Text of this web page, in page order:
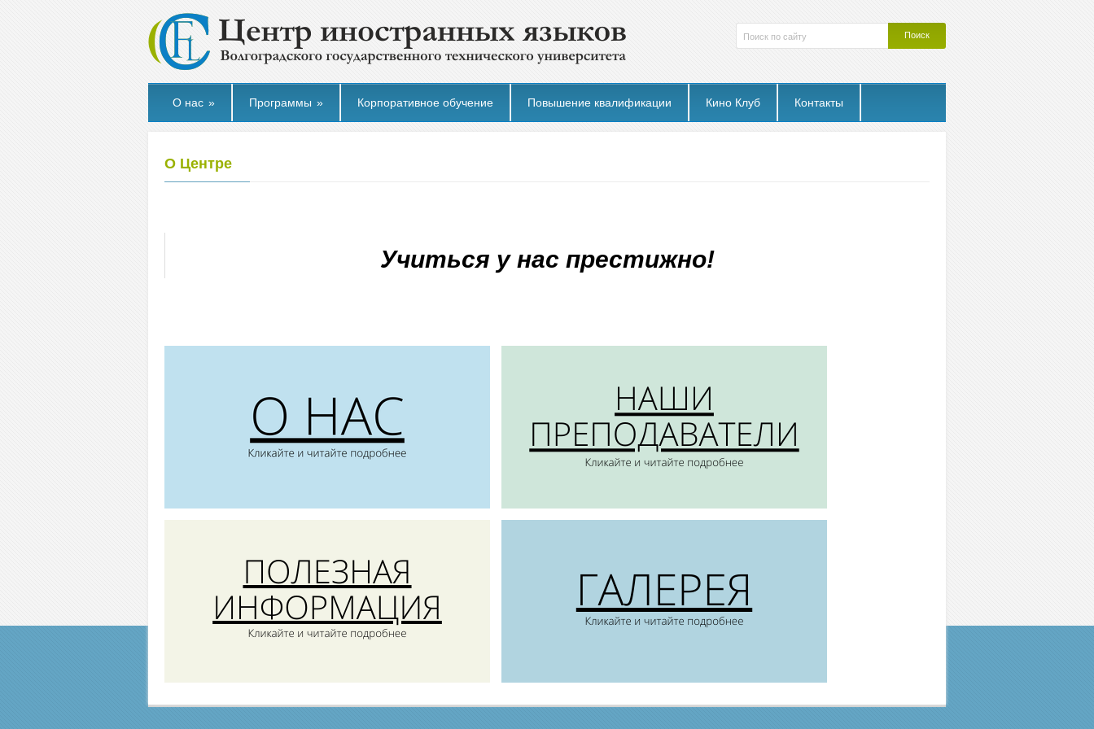
О нас » Программы » Корпоративное обучение Повышение квалификации Кино Клуб Контакты
О Центре
Учиться у нас престижно!